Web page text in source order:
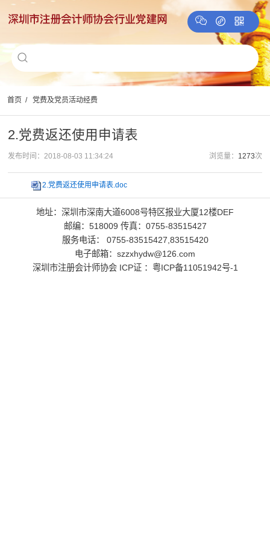
首页 / 党费及党员活动经费
2.党费返还使用申请表
发布时间：2018-08-03 11:34:24 浏览量： 1273次
2.党费返还使用申请表.doc
地址：深圳市深南大道6008号特区报业大厦12楼DEF
邮编：518009 传真：0755-83515427
服务电话： 0755-83515427,83515420
电子邮箱：szzxhydw@126.com
深圳市注册会计师协会 ICP证 ： 粤ICP备11051942号-1